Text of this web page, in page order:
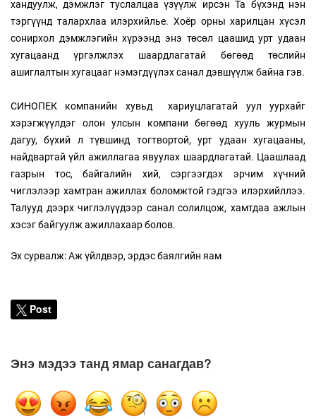
хандуулж, дэмжлэг туслалцаа үзүүлж ирсэн Та бүхэнд нэн
тэргүүнд талархлаа илэрхийлье. Хоёр орны харилцан хүсэл
сонирхол дэмжлэгийн хүрээнд энэ төсөл цаашид урт удаан
хугацаанд үргэлжлэх шаардлагатай бөгөөд төслийн
ашиглалтын хугацааг нэмэгдүүлэх санал дэвшүүлж байна гэв.
СИНОПЕК компанийн хувьд хариуцлагатай уул уурхайг
хэрэгжүүлдэг олон улсын компани бөгөөд хууль журмын
дагуу, бүхий л түвшинд тогтвортой, урт удаан хугацааны,
найдвартай үйл ажиллагаа явуулах шаардлагатай. Цаашлаад
газрын тос, байгалийн хий, сэргээгдэх эрчим хүчний
чиглэлээр хамтран ажиллах боломжтой гэдгээ илэрхийллээ.
Талууд дээрх чиглэлүүдээр санал солилцож, хамтдаа ажлын
хэсэг байгуулж ажиллахаар болов.
Эх сурвалж: Аж үйлдвэр, эрдэс баялгийн яам
Post
Энэ мэдээ танд ямар санагдав?